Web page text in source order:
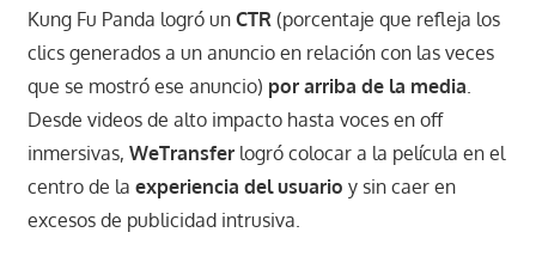
Kung Fu Panda logró un CTR (porcentaje que refleja los
clics generados a un anuncio en relación con las veces
que se mostró ese anuncio) por arriba de la media.
Desde videos de alto impacto hasta voces en off
inmersivas, WeTransferlogró colocar a la película en el
centro de la experiencia del usuario y sin caer en
excesos de publicidad intrusiva.